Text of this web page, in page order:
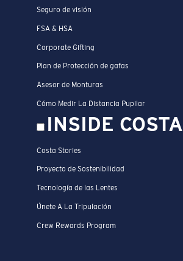
Seguro de visión
FSA & HSA
Corporate Gifting
Plan de Protección de gafas
Asesor de Monturas
Cómo Medir La Distancia Pupilar
INSIDE COSTA
Costa Stories
Proyecto de Sostenibilidad
Tecnología de las Lentes
Únete A La Tripulación
Crew Rewards Program